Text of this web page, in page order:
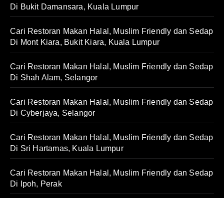
Di Bukit Damansara, Kuala Lumpur
Cari Restoran Makan Halal, Muslim Friendly dan Sedap
Di Mont Kiara, Bukit Kiara, Kuala Lumpur
Cari Restoran Makan Halal, Muslim Friendly dan Sedap
Di Shah Alam, Selangor
Cari Restoran Makan Halal, Muslim Friendly dan Sedap
Di Cyberjaya, Selangor
Cari Restoran Makan Halal, Muslim Friendly dan Sedap
Di Sri Hartamas, Kuala Lumpur
Cari Restoran Makan Halal, Muslim Friendly dan Sedap
Di Ipoh, Perak